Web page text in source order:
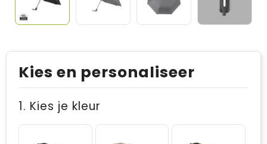
Kies en personaliseer
1. Kies je kleur